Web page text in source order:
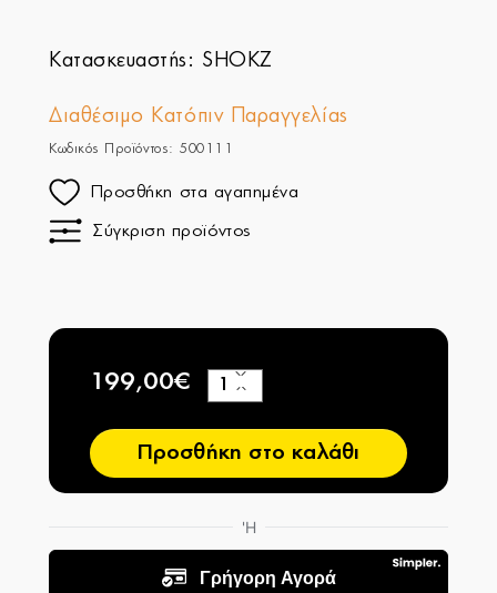
Κατασκευαστής: SHOKZ
Διαθέσιμο Κατόπιν Παραγγελίας
Κωδικός Προϊόντος: 500111
Προσθήκη στα αγαπημένα
Σύγκριση προϊόντος
199,00€
−
+
Προσθήκη στο καλάθι